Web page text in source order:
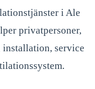
iAle
privatpersoner,
installation, service